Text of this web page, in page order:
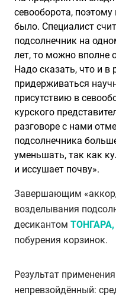
севооборота,
было. Специалист
подсолнечник на
лет, то можно вполне
Надо сказать, что и в
придерживаться
присутствию в
курского
разговоре с нами
подсолнечника
уменьшать, так как
и иссушает почву».
Завершающим
возделывания
десикантом ТОНГАРА,
побурения корзинок.
Результат
непревзойдённый: